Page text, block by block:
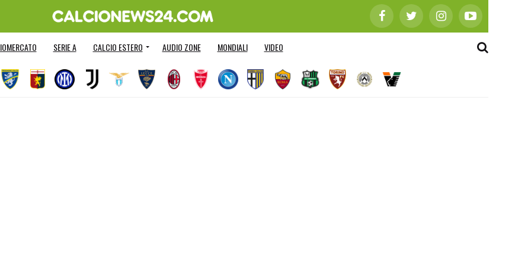
SERIE A CALCIO ESTERO AUDIO ZONE MONDIALI VIDEO